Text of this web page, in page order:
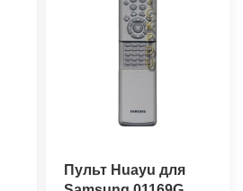
Пульт Huayu для